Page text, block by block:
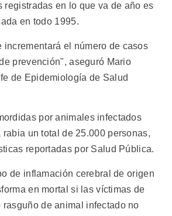
registradas en lo que va de año es
en todo 1995.
incrementará el número de casos
prevención", aseguró Mario
de Epidemiología de Salud
por animales infectados
un total de 25.000 personas,
reportadas por Salud Pública.
de inflamación cerebral de origen
en mortal si las víctimas de
rasguño de animal infectado no